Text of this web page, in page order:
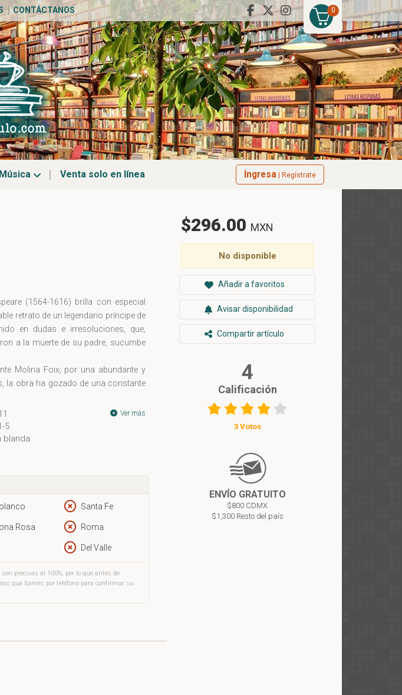
0
CONTÁCTANOS
Música Venta solo en línea Ingresa | Regístrate
(1564-1616) brilla con especial
retrato de un legendario príncipe de
en dudas e irresoluciones, que,
a la muerte de su padre, sucumbe
Molina Foix, por una abundante y
la obra ha gozado de una constante
ser», «palabras, palabras, palabras»,
emblemáticas. La ambigüedad, la
lo aproximan notablemente, por
Ver más
5
blanda
Santa Fe
Rosa Roma
Del Valle
precisas al 100%, por lo que antes de
que llames por teléfono para confirmar su
$296.00 MXN
No disponible
Añadir a favoritos
Avisar disponibilidad
Compartir artículo
4
Calificación
3 Votos
ENVÍO GRATUITO
$800 CDMX
$1,300 Resto del país